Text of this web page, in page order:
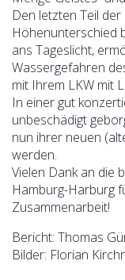
Den letzten Teil der
Höhenunterschied
ans Tageslicht,
Wassergefahren
mit Ihrem LKW mit
In einer gut
unbeschädigt
nun ihrer neuen
werden.
Vielen Dank an die
Hamburg-Harburg
Zusammenarbeit!
Bericht: Thomas
Bilder: Florian